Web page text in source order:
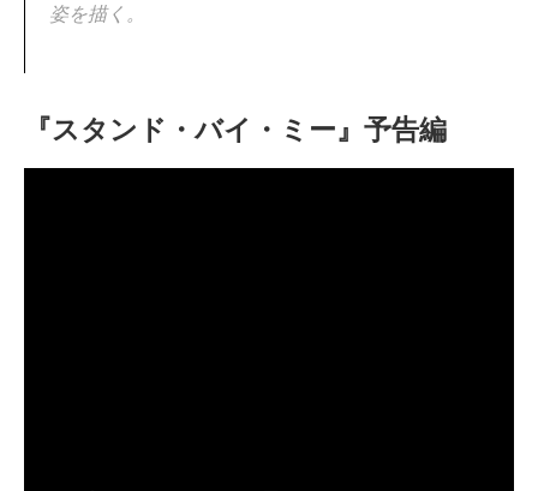
姿を描く。
『スタンド・バイ・ミー』予告編